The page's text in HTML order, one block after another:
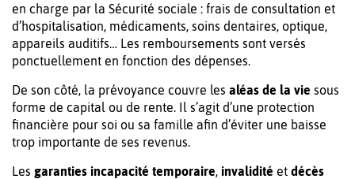
en charge par la Sécurité sociale : frais de consultation et
d’hospitalisation, médicaments, soins dentaires, optique,
appareils auditifs… Les remboursements sont versés
ponctuellement en fonction des dépenses.
De son côté, la prévoyance couvre les aléas de la vie sous
forme de capital ou de rente. Il s’agit d’une protection
financière pour soi ou sa famille afin d’éviter une baisse
trop importante de ses revenus.
Les garanties incapacité temporaire invalidité et décès